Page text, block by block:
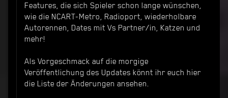
Features, die sich Spieler schon lange wünschen,
wie die NCART-Metro, Radioport, wiederholbare
Autorennen, Dates mit Vs Partner/in, Katzen und
mehr!
Als Vorgeschmack auf die morgige
Veröffentlichung des Updates könnt ihr euch hier
die Liste der Änderungen ansehen.